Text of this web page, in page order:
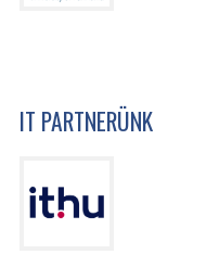
IT PARTNERÜNK